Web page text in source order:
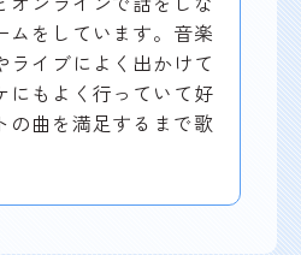
ムをしています。音楽
ライブによく出かけて
にもよく行っていて好
の曲を満足するまで歌